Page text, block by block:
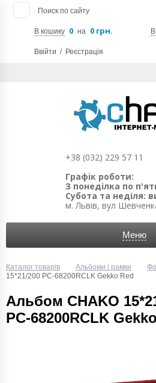
Поиск по сайту
В кошику 0 на 0 грн.
Ввійти / Реєстрація
+38 (032) 229 57 11
Графік роботи:
З понеділка по
Субота та неділя:
м. Львів, вул
Меню
Каталог товарів Альбоми і рамки
15*21/200 PC-68200RCLK Gekko Red
Альбом CHAKO
PC-68200RCLK